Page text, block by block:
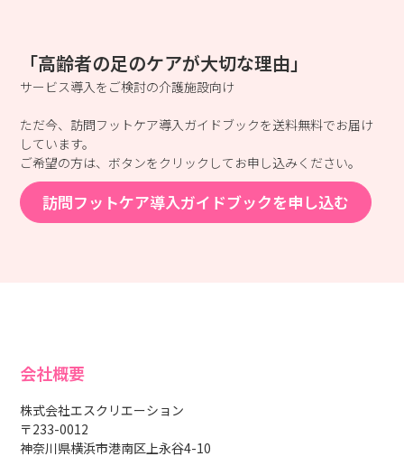
「高齢者の足のケアが大切な理由」
サービス導入をご検討の介護施設向け
ただ今、訪問フットケア導入ガイドブックを送料無料でお届け
しています。
ご希望の方は、ボタンをクリックしてお申し込みください。
訪問フットケア導入ガイドブックを申し込む
会社概要
株式会社エスクリエーション
〒233-0012
神奈川県横浜市港南区上永谷4-10